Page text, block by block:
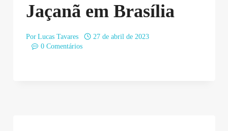
Jaçanã em Brasília
Por Lucas Tavares
27 de abril de 2023
0 Comentários